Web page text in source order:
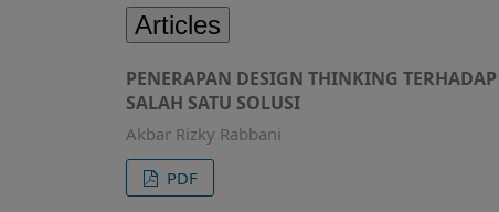
Articles
PENERAPAN DESIGN THINKING
SALAH SATU SOLUSI
Akbar Rizky Rabbani
PDF